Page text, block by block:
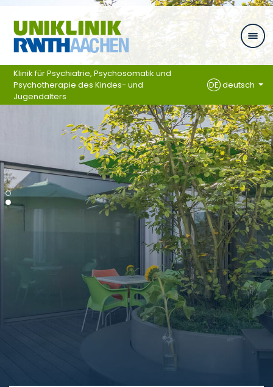
Klinik für Psychiatrie, Psychosomatik und
Psychotherapie des Kindes- und
Jugendalters
DEdeutsch